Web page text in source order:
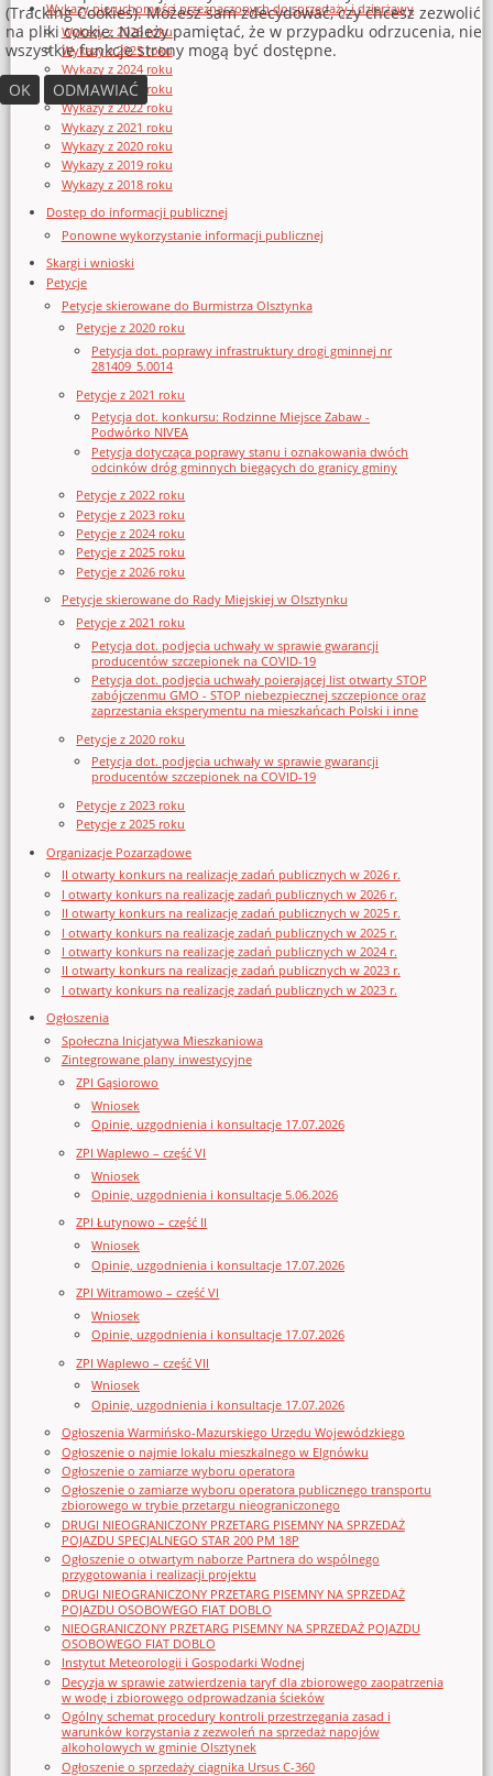
Wykazy nieruchomości przeznaczonych do sprzedaży i dzierżawy
Wykazy z 2026 roku
Wykazy z 2025 roku
Wykazy z 2024 roku
Wykazy z 2023 roku
Wykazy z 2022 roku
Wykazy z 2021 roku
Wykazy z 2020 roku
Wykazy z 2019 roku
Wykazy z 2018 roku
Dostęp do informacji publicznej
Ponowne wykorzystanie informacji publicznej
Skargi i wnioski
Petycje
Petycje skierowane do Burmistrza Olsztynka
Petycje z 2020 roku
Petycja dot. poprawy infrastruktury drogi gminnej nr
281409_5.0014
Petycje z 2021 roku
Petycja dot. konkursu: Rodzinne Miejsce Zabaw -
Podwórko NIVEA
Petycja dotycząca poprawy stanu i oznakowania dwóch
odcinków dróg gminnych biegących do granicy gminy
Petycje z 2022 roku
Petycje z 2023 roku
Petycje z 2024 roku
Petycje z 2025 roku
Petycje z 2026 roku
Petycje skierowane do Rady Miejskiej w Olsztynku
Petycje z 2021 roku
Petycja dot. podjęcia uchwały w sprawie gwarancji
producentów szczepionek na COVID-19
Petycja dot. podjęcia uchwały poierającej list otwarty STOP
zabójczenmu GMO - STOP niebezpiecznej szczepionce oraz
zaprzestania eksperymentu na mieszkańcach Polski i inne
Petycje z 2020 roku
Petycja dot. podjęcia uchwały w sprawie gwarancji
producentów szczepionek na COVID-19
Petycje z 2023 roku
Petycje z 2025 roku
Organizacje Pozarządowe
II otwarty konkurs na realizację zadań publicznych w 2026 r.
I otwarty konkurs na realizację zadań publicznych w 2026 r.
II otwarty konkurs na realizację zadań publicznych w 2025 r.
I otwarty konkurs na realizację zadań publicznych w 2025 r.
I otwarty konkurs na realizację zadań publicznych w 2024 r.
II otwarty konkurs na realizację zadań publicznych w 2023 r.
I otwarty konkurs na realizację zadań publicznych w 2023 r.
Ogłoszenia
Społeczna Inicjatywa Mieszkaniowa
Zintegrowane plany inwestycyjne
ZPI Gąsiorowo
Wniosek
Opinie, uzgodnienia i konsultacje 17.07.2026
ZPI Waplewo – część VI
Wniosek
Opinie, uzgodnienia i konsultacje 5.06.2026
ZPI Łutynowo – część II
Wniosek
Opinie, uzgodnienia i konsultacje 17.07.2026
ZPI Witramowo – część VI
Wniosek
Opinie, uzgodnienia i konsultacje 17.07.2026
ZPI Waplewo – część VII
Wniosek
Opinie, uzgodnienia i konsultacje 17.07.2026
Ogłoszenia Warmińsko-Mazurskiego Urzędu Wojewódzkiego
Ogłoszenie o najmie lokalu mieszkalnego w Elgnówku
Ogłoszenie o zamiarze wyboru operatora
Ogłoszenie o zamiarze wyboru operatora publicznego transportu
zbiorowego w trybie przetargu nieograniczonego
DRUGI NIEOGRANICZONY PRZETARG PISEMNY NA SPRZEDAŻ
POJAZDU SPECJALNEGO STAR 200 PM 18P
Ogłoszenie o otwartym naborze Partnera do wspólnego
przygotowania i realizacji projektu
DRUGI NIEOGRANICZONY PRZETARG PISEMNY NA SPRZEDAŻ
POJAZDU OSOBOWEGO FIAT DOBLO
NIEOGRANICZONY PRZETARG PISEMNY NA SPRZEDAŻ POJAZDU
OSOBOWEGO FIAT DOBLO
Instytut Meteorologii i Gospodarki Wodnej
Decyzja w sprawie zatwierdzenia taryf dla zbiorowego zaopatrzenia
w wodę i zbiorowego odprowadzania ścieków
Ogólny schemat procedury kontroli przestrzegania zasad i
warunków korzystania z zezwoleń na sprzedaż napojów
alkoholowych w gminie Olsztynek
Ogłoszenie o sprzedaży ciągnika Ursus C-360
(Tracking Cookies). Możesz sam zdecydować, czy chcesz zezwolić
na pliki cookie. Należy pamiętać, że w przypadku odrzucenia, nie
wszystkie funkcje strony mogą być dostępne.
OK
ODMAWIAĆ